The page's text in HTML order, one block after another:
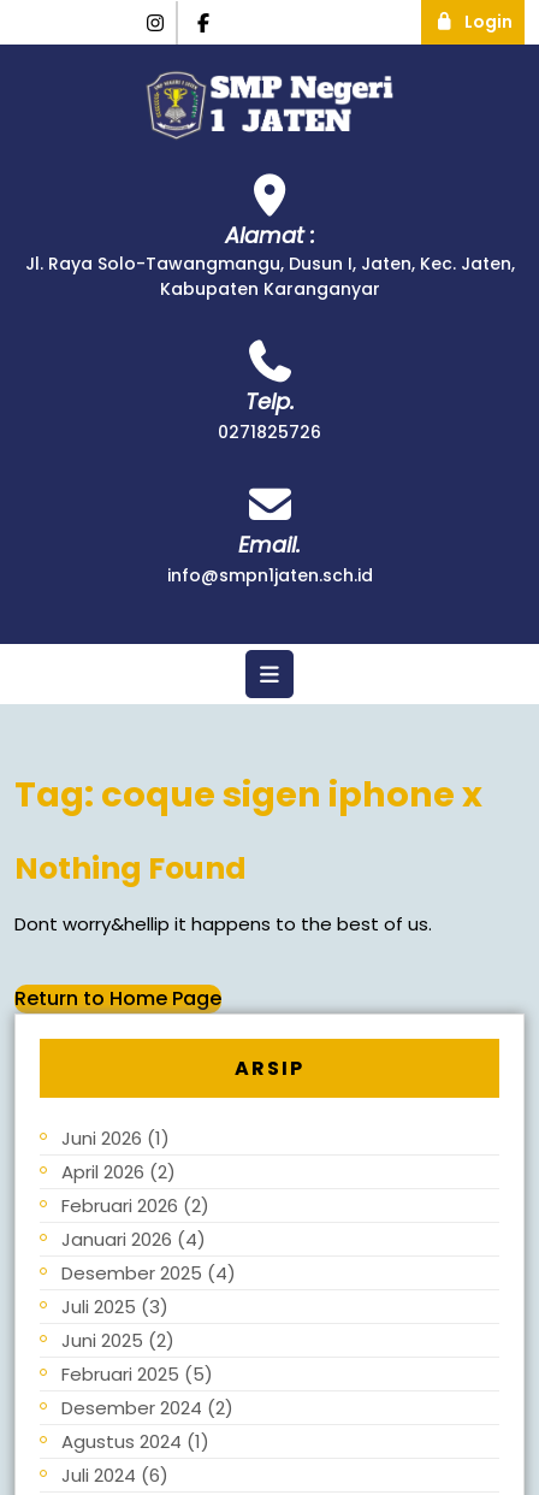
Login
Alamat :
Jl. Raya Solo-Tawangmangu, Dusun I, Jaten, Kec. Jaten,
Kabupaten Karanganyar
Telp.
0271825726
Email.
info@smpn1jaten.sch.id
Tag: coque sigen iphone x
Nothing Found
Dont worry&hellip it happens to the best of us.
Return to Home Page
ARSIP
Juni 2026 (1)
April 2026 (2)
Februari 2026 (2)
Januari 2026 (4)
Desember 2025 (4)
Juli 2025 (3)
Juni 2025 (2)
Februari 2025 (5)
Desember 2024 (2)
Agustus 2024 (1)
Juli 2024 (6)